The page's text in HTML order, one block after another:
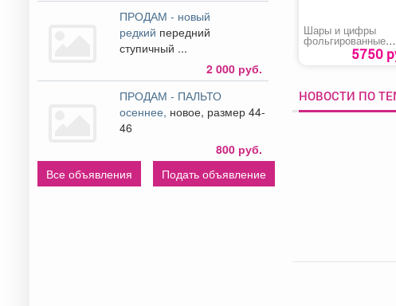
ПРОДАМ - новый
редкий передний
ступичный ...
2 000 руб.
ПРОДАМ - ПАЛЬТО
осеннее, новое, размер 44-
46
800 руб.
Все объявления
Подать объявление
Шары и цифры
фольгированные
«Супер комбо»
5750
НОВОСТИ ПО